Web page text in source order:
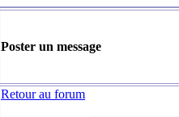
Poster un message
Retour au forum